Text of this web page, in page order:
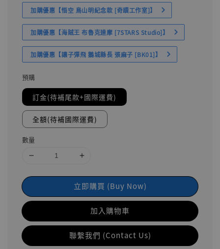
加購優惠【悟空 鳥山明紀念款 [奇蹟工作室]】
加購優惠【海賊王 布魯克達摩 [7STARS Studio]】
加購優惠【讓子彈飛 鵝城縣長 張麻子 [BK01]】
預購
訂金(待補尾款+國際運費)
全額(待補國際運費)
數量
立即購買 (Buy Now)
加入購物車
聯繫我們 (Contact Us)